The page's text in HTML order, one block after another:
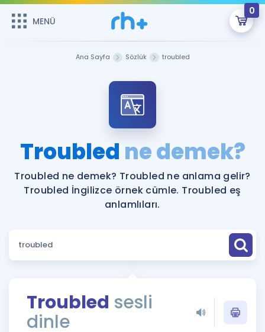
MENÜ
0
ÜYE DEĞİLİM
Sepetin Şu An Boş.
Remzi Hoca ile seni sınava hazırlayacak onlarca eğitim seni
bekliyor!
MENÜ
Faydalı Araçlar
Sözlük
Rehberlik Aracı
ÖSYM Sınav Takvimi
Hakkımızda
Ana Sayfa Sözlük troubled
Troubled ne demek?
Troubled ne demek? Troubled ne anlama gelir?
Troubled İngilizce örnek cümle. Troubled eş
anlamlıları.
Troubled sesli
dinle